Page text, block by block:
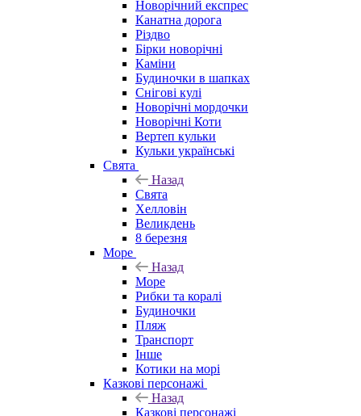
Новорічний експрес
Канатна дорога
Різдво
Бірки новорічні
Каміни
Будиночки в шапках
Снігові кулі
Новорічні мордочки
Новорічні Коти
Вертеп кульки
Кульки українські
Свята
Назад
Свята
Хелловін
Великдень
8 березня
Море
Назад
Море
Рибки та коралі
Будиночки
Пляж
Транспорт
Інше
Котики на морі
Казкові персонажі
Назад
Казкові персонажі